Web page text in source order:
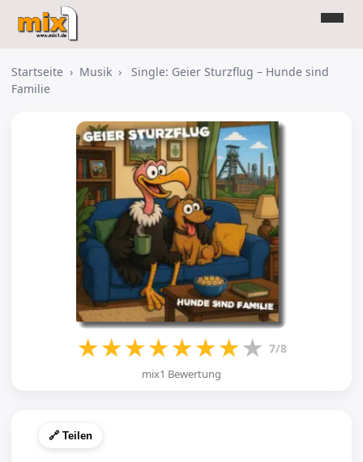
Startseite › Musik ›
Single: Geier Sturzflug – Hunde sind
Familie
★★★★★★★★ 7/8
mix1 Bewertung
🔗 Teilen